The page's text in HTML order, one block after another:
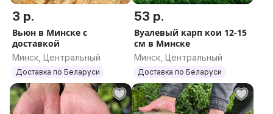
3 р.
Вьюн в Минске с
доставкой
Минск, Центральный
Доставка по Беларуси
53 р.
Вуалевый карп кои 12-15
см в Минске
Минск, Центральный
Доставка по Беларуси